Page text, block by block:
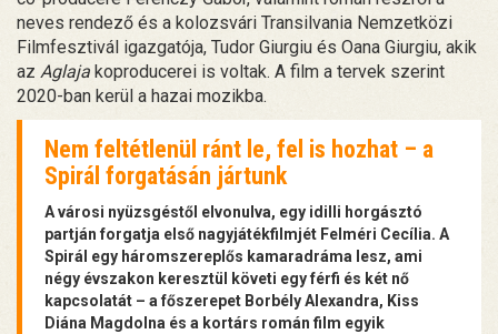
neves rendező és a kolozsvári Transilvania Nemzetközi
Filmfesztivál igazgatója, Tudor Giurgiu és Oana Giurgiu, akik
az Aglaja koproducerei is voltak. A film a tervek szerint
2020-ban kerül a hazai mozikba.
Nem feltétlenül ránt le, fel is hozhat – a
Spirál forgatásán jártunk
A városi nyüzsgéstől elvonulva, egy idilli horgásztó
partján forgatja első nagyjátékfilmjét Felméri Cecília. A
Spirál egy háromszereplős kamaradráma lesz, ami
négy évszakon keresztül követi egy férfi és két nő
kapcsolatát – a főszerepet Borbély Alexandra, Kiss
Diána Magdolna és a kortárs román film egyik